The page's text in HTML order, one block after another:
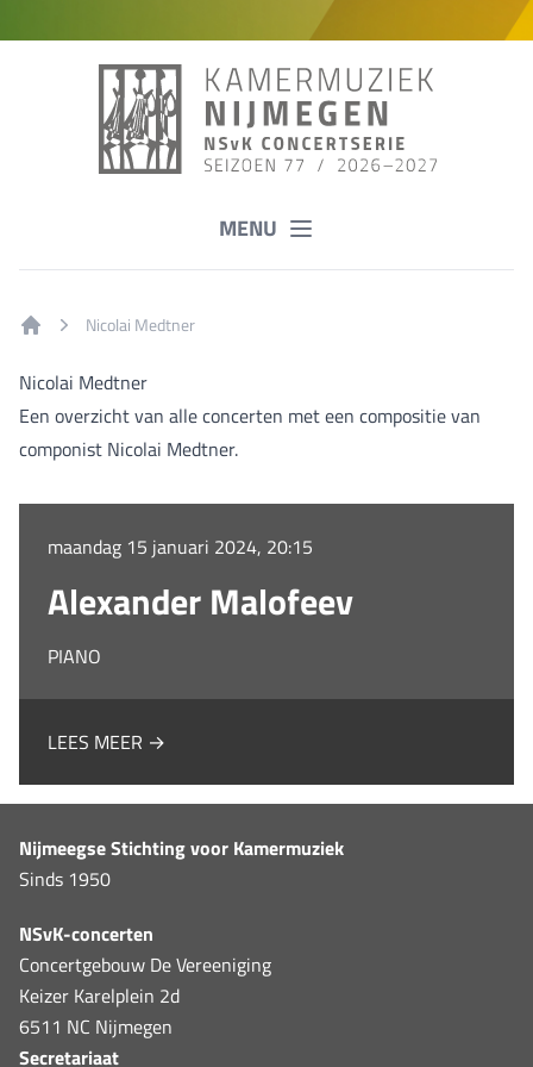
MENU
Nicolai Medtner
Nicolai Medtner
Een overzicht van alle concerten met een compositie van
componist Nicolai Medtner.
maandag 15 januari 2024, 20:15
Alexander Malofeev
PIANO
LEES MEER →
Nijmeegse Stichting voor Kamermuziek
Sinds 1950
NSvK-concerten
Concertgebouw De Vereeniging
Keizer Karelplein 2d
6511 NC Nijmegen
Secretariaat